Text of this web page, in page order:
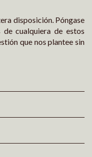
disposición. Póngase
cualquiera de estos
que nos plantee sin